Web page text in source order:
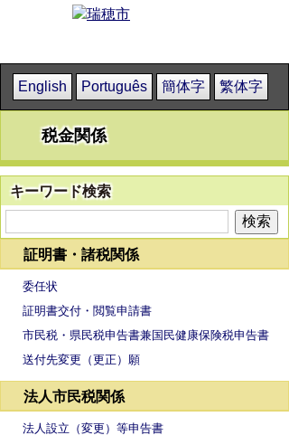
English Português 簡体字 繁体字
税金関係
キーワード検索
証明書・諸税関係
委任状
証明書交付・閲覧申請書
市民税・県民税申告書兼国民健康保険税申告書
送付先変更（更正）願
法人市民税関係
法人設立（変更）等申告書